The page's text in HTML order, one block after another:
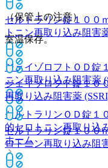
セルトラリン錠１００
トニン再取り込み阻害
ジェイゾロフトＯＤ錠
ニン再取り込み阻害薬
セルトラリンＯＤ錠１
的セロトニン再取り込
ホーム
（保管上の注意）
室温保存。
ジェイゾロフト錠１０
再取り込み阻害薬
セルトラリン錠１００
ロトニン再取り込み阻